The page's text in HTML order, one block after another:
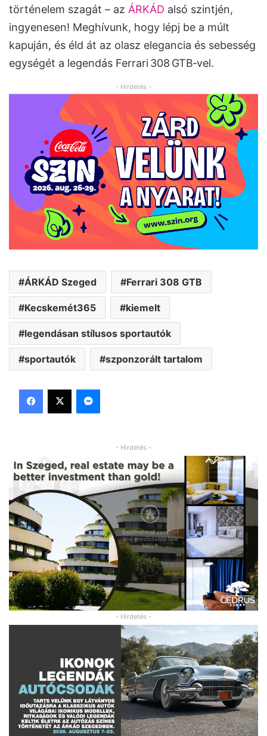
történelem szagát – az ÁRKÁD alsó szintjén,
ingyenesen! Meghívunk, hogy lépj be a múlt
kapuján, és éld át az olasz elegancia és sebesség
egységét a legendás Ferrari 308 GTB‑vel.
- Hirdetés -
ÁRKÁD Szeged Ferrari 308 GTB
Kecskemét365 kiemelt
legendásan stílusos sportautók
sportautók szponzorált tartalom
Facebook
X Messenger
- Hirdetés -
- Hirdetés -